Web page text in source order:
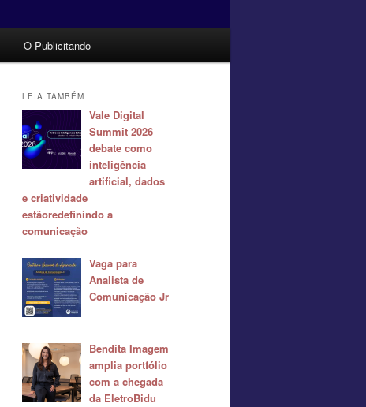
O Publicitando
LEIA TAMBÉM
Vale Digital
Summit 2026
debate como
inteligência
artificial, dados
e criatividade
estãoredefinindo a
comunicação
Vaga para
Analista de
Comunicação Jr
Bendita Imagem
amplia portfólio
com a chegada
da EletroBidu